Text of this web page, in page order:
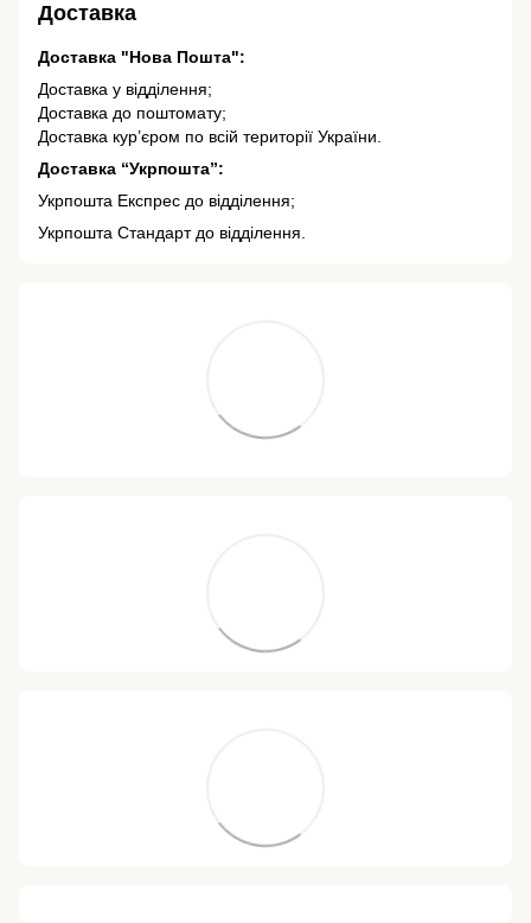
Доставка
Доставка "Нова Пошта":
Доставка у відділення;
Доставка до поштомату;
Доставка кур’єром по всій території України.
Доставка “Укрпошта”:
Укрпошта Експрес до відділення;
Укрпошта Стандарт до відділення.